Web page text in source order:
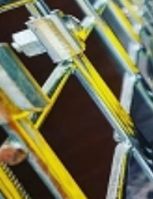
میلیمتر 10427
430,000